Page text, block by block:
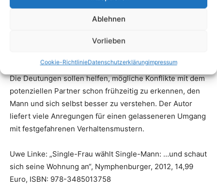
Ablehnen
Vorlieben
Cookie-RichtlinieDatenschutzerklärungimpressum